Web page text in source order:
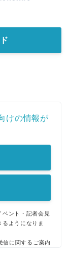
けの情報が
ント・記者会見
ようになりま
信に関するご案内